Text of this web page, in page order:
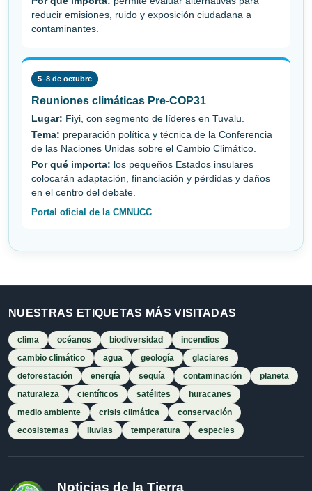
reducir emisiones, ruido y exposición ciudadana a
contaminantes.
5–8 de octubre
Reuniones climáticas Pre-COP31
Lugar: Fiyi, con segmento de líderes en Tuvalu.
Tema: preparación política y técnica de la Conferencia
de las Naciones Unidas sobre el Cambio Climático.
Por qué importa: los pequeños Estados insulares
colocarán adaptación, financiación y pérdidas y daños
en el centro del debate.
Portal oficial de la CMNUCC
NUESTRAS ETIQUETAS MÁS VISITADAS
clima océanos biodiversidad
incendios
cambio climático
agua geología
glaciares
deforestación
energía sequía contaminación
planeta
naturaleza
científicos satélites
huracanes
medio ambiente
crisis climática
conservación
ecosistemas
lluvias temperatura especies
Noticias de la Tierra